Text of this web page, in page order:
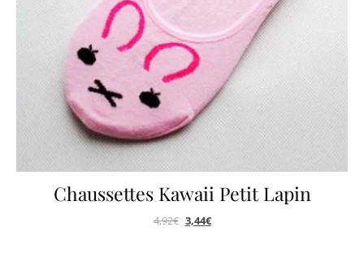
Chaussettes Kawaii Petit Lapin
4,92€ 3,44€